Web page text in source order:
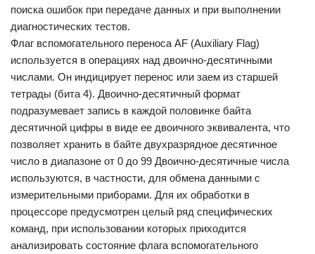
поиска ошибок при передаче данных и при выполнении
диагностических тестов.
Флаг вспомогательного переноса AF (Auxiliary Flag)
используется в операциях над двоично-десятичными
числами. Он индицирует перенос или заем из старшей
тетрады (бита 4). Двоично-десятичный формат
подразумевает запись в каждой половинке байта
десятичной цифры в виде ее двоичного эквивалента, что
позволяет хранить в байте двухразрядное десятичное
число в диапазоне от 0 до 99 Двоично-десятичные числа
используются, в частности, для обмена данными с
измерительными приборами. Для их обработки в
процессоре предусмотрен целый ряд специфических
команд, при использовании которых приходится
анализировать состояние флага вспомогательного